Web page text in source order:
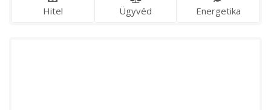
Hitel Ügyvéd Energetika